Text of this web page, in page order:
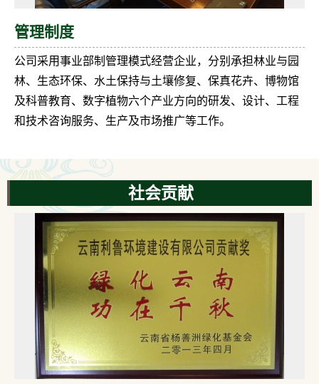
管理制度
公司采用事业部制管理模式经营企业，分别承担林业与园
林、生态环保、水土保持与土壤修复、保真花卉、博物馆
及科普教育、数字植物六个产业方向的研发、设计、工程
和技术咨询服务、生产及市场推广等工作。
社会贡献